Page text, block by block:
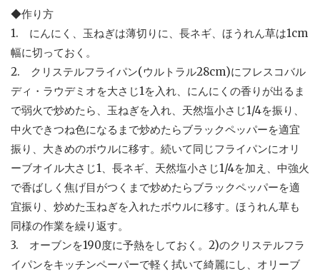
◆作り方
1. にんにく、玉ねぎは薄切りに、長ネギ、ほうれん草は1cm
幅に切っておく。
2. クリステルフライパン(ウルトラル28cm)にフレスコバル
ディ・ラウデミオを大さじ1を入れ、にんにくの香りが出るま
で弱火で炒めたら、玉ねぎを入れ、天然塩小さじ1/4を振り、
中火できつね色になるまで炒めたらブラックペッパーを適宜
振り、大きめのボウルに移す。続いて同じフライパンにオリ
ーブオイル大さじ1、長ネギ、天然塩小さじ1/4を加え、中強火
で香ばしく焦げ目がつくまで炒めたらブラックペッパーを適
宜振り、炒めた玉ねぎを入れたボウルに移す。ほうれん草も
同様の作業を繰り返す。
3. オーブンを190度に予熱をしておく。2)のクリステルフラ
イパンをキッチンペーパーで軽く拭いて綺麗にし、オリーブ